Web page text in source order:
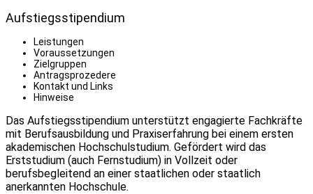
Aufstiegsstipendium
Leistungen
Voraussetzungen
Zielgruppen
Antragsprozedere
Kontakt und Links
Hinweise
Das Aufstiegsstipendium unterstützt engagierte Fachkräfte
mit Berufsausbildung und Praxiserfahrung bei einem ersten
akademischen Hochschulstudium. Gefördert wird das
Erststudium (auch Fernstudium) in Vollzeit oder
berufsbegleitend an einer staatlichen oder staatlich
anerkannten Hochschule.